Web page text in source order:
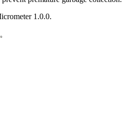
1.0.0.
。